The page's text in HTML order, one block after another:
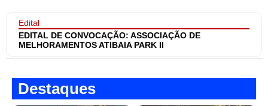
Edital
EDITAL DE CONVOCAÇÃO: ASSOCIAÇÃO DE
MELHORAMENTOS ATIBAIA PARK II
Destaques